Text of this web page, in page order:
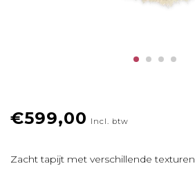
€599,00 Incl. btw
Zacht tapijt met verschillende texturen